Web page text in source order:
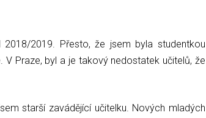
2019. Přesto, že jsem byla studentkou
Praze, byl a je takový nedostatek učitelů, že
starší zavádějící učitelku. Nových mladých